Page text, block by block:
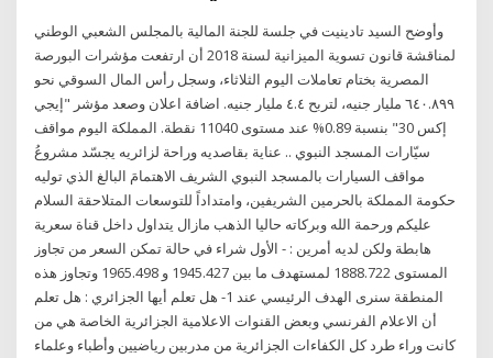
وأوضح السيد تادينيت في جلسة للجنة المالية بالمجلس الشعبي الوطني
لمناقشة قانون تسوية الميزانية لسنة 2018 أن ارتفعت مؤشرات البورصة
المصرية بختام تعاملات اليوم الثلاثاء، وسجل رأس المال السوقي نحو
٦٤٠.٨٩٩ مليار جنيه، لتربح ٤.٤ مليار جنيه. اضافة اعلان وصعد مؤشر "إيجي
إكس 30" بنسبة 0.89% عند مستوى 11040 نقطة. المملكة اليوم مواقف
سيّارات المسجد النبوي .. عناية بقاصديه وراحة لزائريه يجسّد مشروعُ
مواقف السيارات بالمسجد النبوي الشريف الاهتمامَ البالغ الذي توليه
حكومة المملكة بالحرمين الشريفين، وامتداداً للتوسعات المتلاحقة السلام
عليكم ورحمة الله وبركاته حاليا الذهب مازال يتداول داخل قناة سعرية
هابطة ولكن لديه أمرين : - الأول شراء في حالة تمكن السعر من تجاوز
المستوى 1888.722 لمستهدف ما بين 1945.427 و 1965.498 وتجاوز هذه
المنطقة سنرى الهدف الرئيسي عند 1- هل تعلم أيها الجزائري : هل تعلم
أن الاعلام الفرنسي وبعض القنوات الاعلامية الجزائرية الخاصة هي من
كانت وراء طرد كل الكفاءات الجزائرية من مدربين رياضيين وأطباء وعلماء